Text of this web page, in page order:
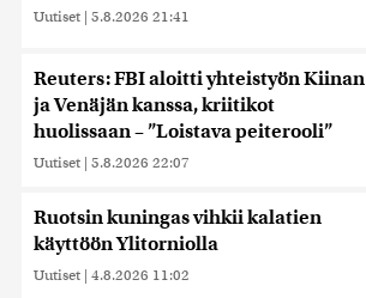
Uutiset | 5.8.2026 21:41
Reuters: FBI aloitti yhteistyön Kiinan
ja Venäjän kanssa, kriitikot
huolissaan – ”Loistava peiterooli”
Uutiset | 5.8.2026 22:07
Ruotsin kuningas vihkii kalatien
käyttöön Ylitorniolla
Uutiset | 4.8.2026 11:02